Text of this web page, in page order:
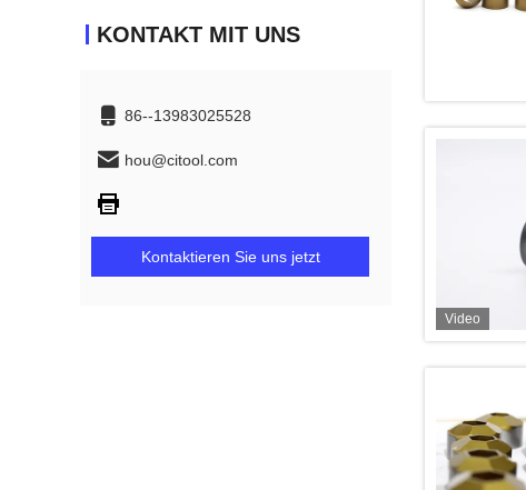
KONTAKT MIT UNS
86--13983025528
hou@citool.com
Kontaktieren Sie uns jetzt
Video